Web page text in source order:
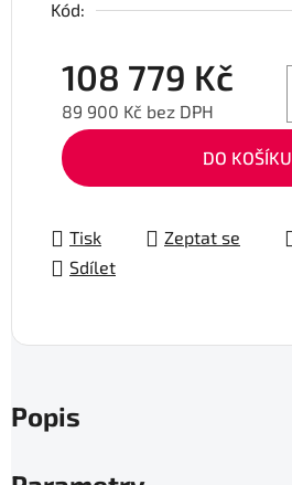
Kód:
108 779 Kč
89 900 Kč bez DPH
Měrná cena:
DO KOŠÍKU
Tisk Zeptat se
Sdílet
Popis